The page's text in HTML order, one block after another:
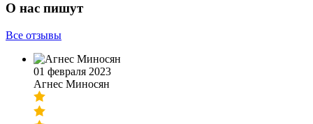
О нас пишут
Все отзывы
01 февраля 2023
Агнес Миносян